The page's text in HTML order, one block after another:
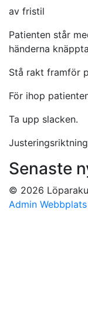
av fristil
Patienten står
händerna
Stå rakt framför
För ihop
Ta upp slacken.
Senaste
© 2026
Admin